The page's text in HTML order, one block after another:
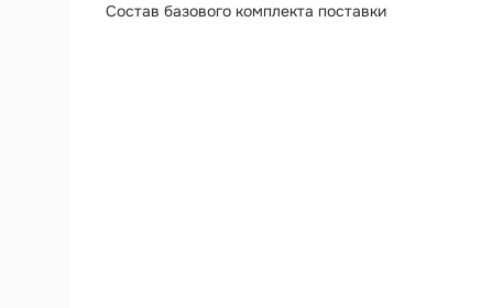
Состав базового комплекта поставки